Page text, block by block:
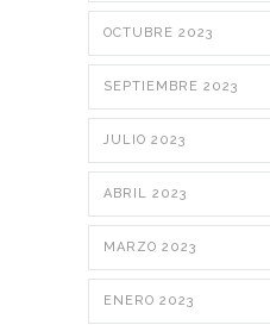
OCTUBRE 2023
SEPTIEMBRE 2023
JULIO 2023
ABRIL 2023
MARZO 2023
ENERO 2023